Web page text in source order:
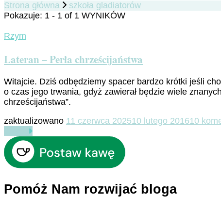
Strona główna
szkoła gladiatorów
Pokazuje: 1 - 1 of 1 WYNIKÓW
Rzym
Lateran – Perła chrześcijaństwa
Witajcie. Dziś odbędziemy spacer bardzo krótki jeśli
o czas jego trwania, gdyż zawierał będzie wiele
chrześcijaństwa”.
zaktualizowano 11 czerwca 202510 lutego 201610
Pomóż Nam rozwijać bloga